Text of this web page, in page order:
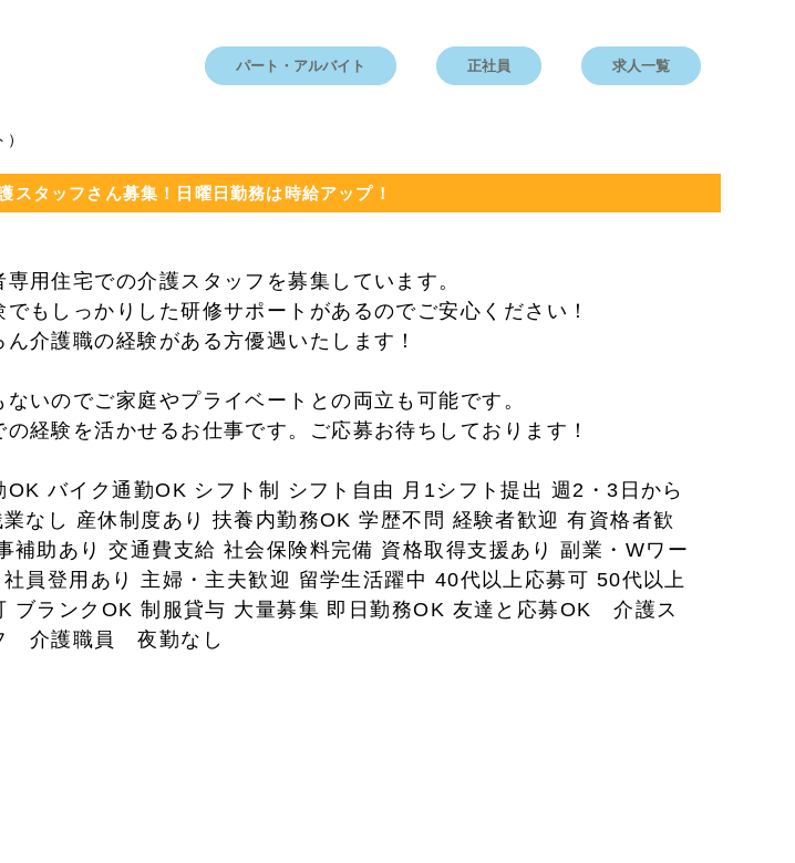
パート・アルバイト 正社員 求人一覧
スタッフさん募集！日曜日勤務は時給アップ！
専用住宅での介護スタッフを募集しています。
でもしっかりした研修サポートがあるのでご安心ください！
ん介護職の経験がある方優遇いたします！
ないのでご家庭やプライベートとの両立も可能です。
の経験を活かせるお仕事です。ご応募お待ちしております！
OK バイク通勤OK シフト制 シフト自由 月1シフト提出 週2・3日から
なし 産休制度あり 扶養内勤務OK 学歴不問 経験者歓迎 有資格者歓
補助あり 交通費支給 社会保険料完備 資格取得支援あり 副業・Wワー
員登用あり 主婦・主夫歓迎 留学生活躍中 40代以上応募可 50代以上
ブランクOK 制服貸与 大量募集 即日勤務OK 友達と応募OK 介護ス
介護職員 夜勤なし